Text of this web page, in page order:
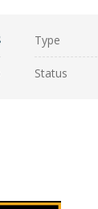
Type
Status